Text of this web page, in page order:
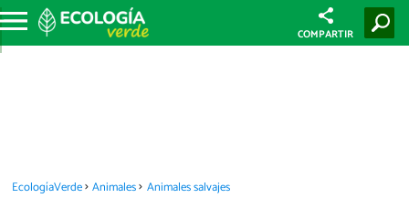
COMPARTIR
EcologíaVerde Animales Animales salvajes